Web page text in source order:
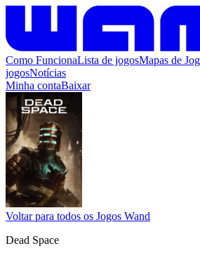
Como FuncionaLista de jogosMapas de
jogosNotícias
Minha contaBaixar
Voltar para todos os Jogos Wand
Dead Space